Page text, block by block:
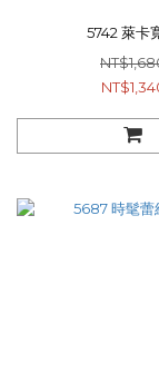
5742 萊卡